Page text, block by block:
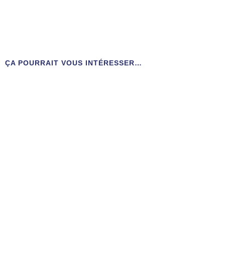
ÇA POURRAIT VOUS INTÉRESSER…